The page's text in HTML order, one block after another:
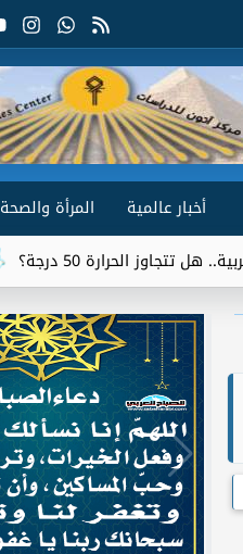
أخبار عالمية
المرأة والصحة
الأهلي يبدأ